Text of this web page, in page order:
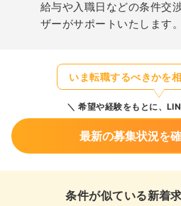
給与や入職日などの条件交
ザーがサポートいたします。
いま転職するべきかを
希望や経験をもとに、
最新の募集状況を
条件が似ている新着